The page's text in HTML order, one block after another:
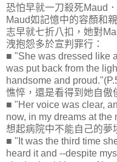
恐怕早就一刀殺死Maud
Maud如記憶中的容顏和
志早就七折八扣，她對
洩抱怨多於宣判罪行：
■ "She was dressed like
was put back from the
handsome and
憔悴，還是看得到她自傲
■ "Her voice was clear,
now, in my dreams at
想起病院中不能自己的夢
■ "It was the third time
heard it and --despite